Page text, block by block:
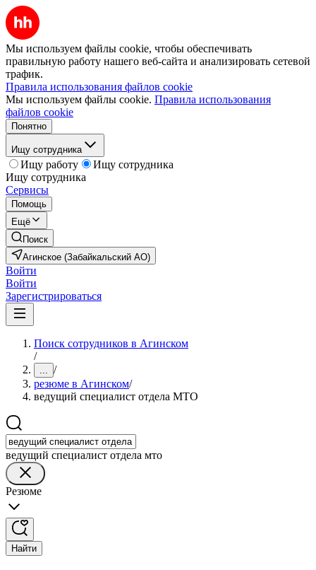
Мы используем файлы cookie, чтобы обеспечивать
правильную работу нашего веб-сайта и анализировать сетевой
трафик.
Правила использования файлов cookie
Мы используем файлы cookie. Правила использования
файлов cookie
Понятно
Ищу сотрудника
Ищу работу
Ищу сотрудника
Ищу сотрудника
Сервисы
Помощь
Ещё
Поиск
Агинское (Забайкальский АО)
Войти
Войти
Зарегистрироваться
Поиск сотрудников в Агинском
/
... /
резюме в Агинском/
ведущий специалист отдела МТО
ведущий специалист отдела мто
Резюме
Найти